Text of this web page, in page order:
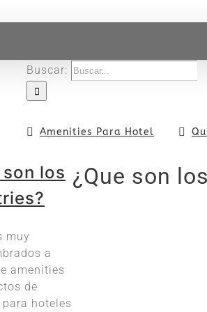
Buscar:
Amenities Para Hotel
son los
muy
a
amenities
de
hoteles
¿Que son